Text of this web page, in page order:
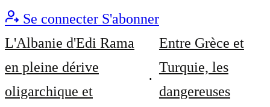
Se connecter S'abonner
L'Albanie d'Edi Rama
en pleine dérive
oligarchique et
Entre Grèce et
Turquie, les
dangereuses